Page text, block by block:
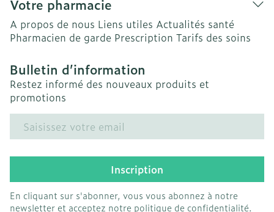
Votre pharmacie
A propos de nous Liens utiles Actualités santé
Pharmacien de garde Prescription Tarifs des soins
Bulletin d’information
Restez informé des nouveaux produits et
promotions
Adresse mail
Inscription
En cliquant sur s'abonner, vous vous abonnez à notre
newsletter et acceptez notre politique de confidentialité.